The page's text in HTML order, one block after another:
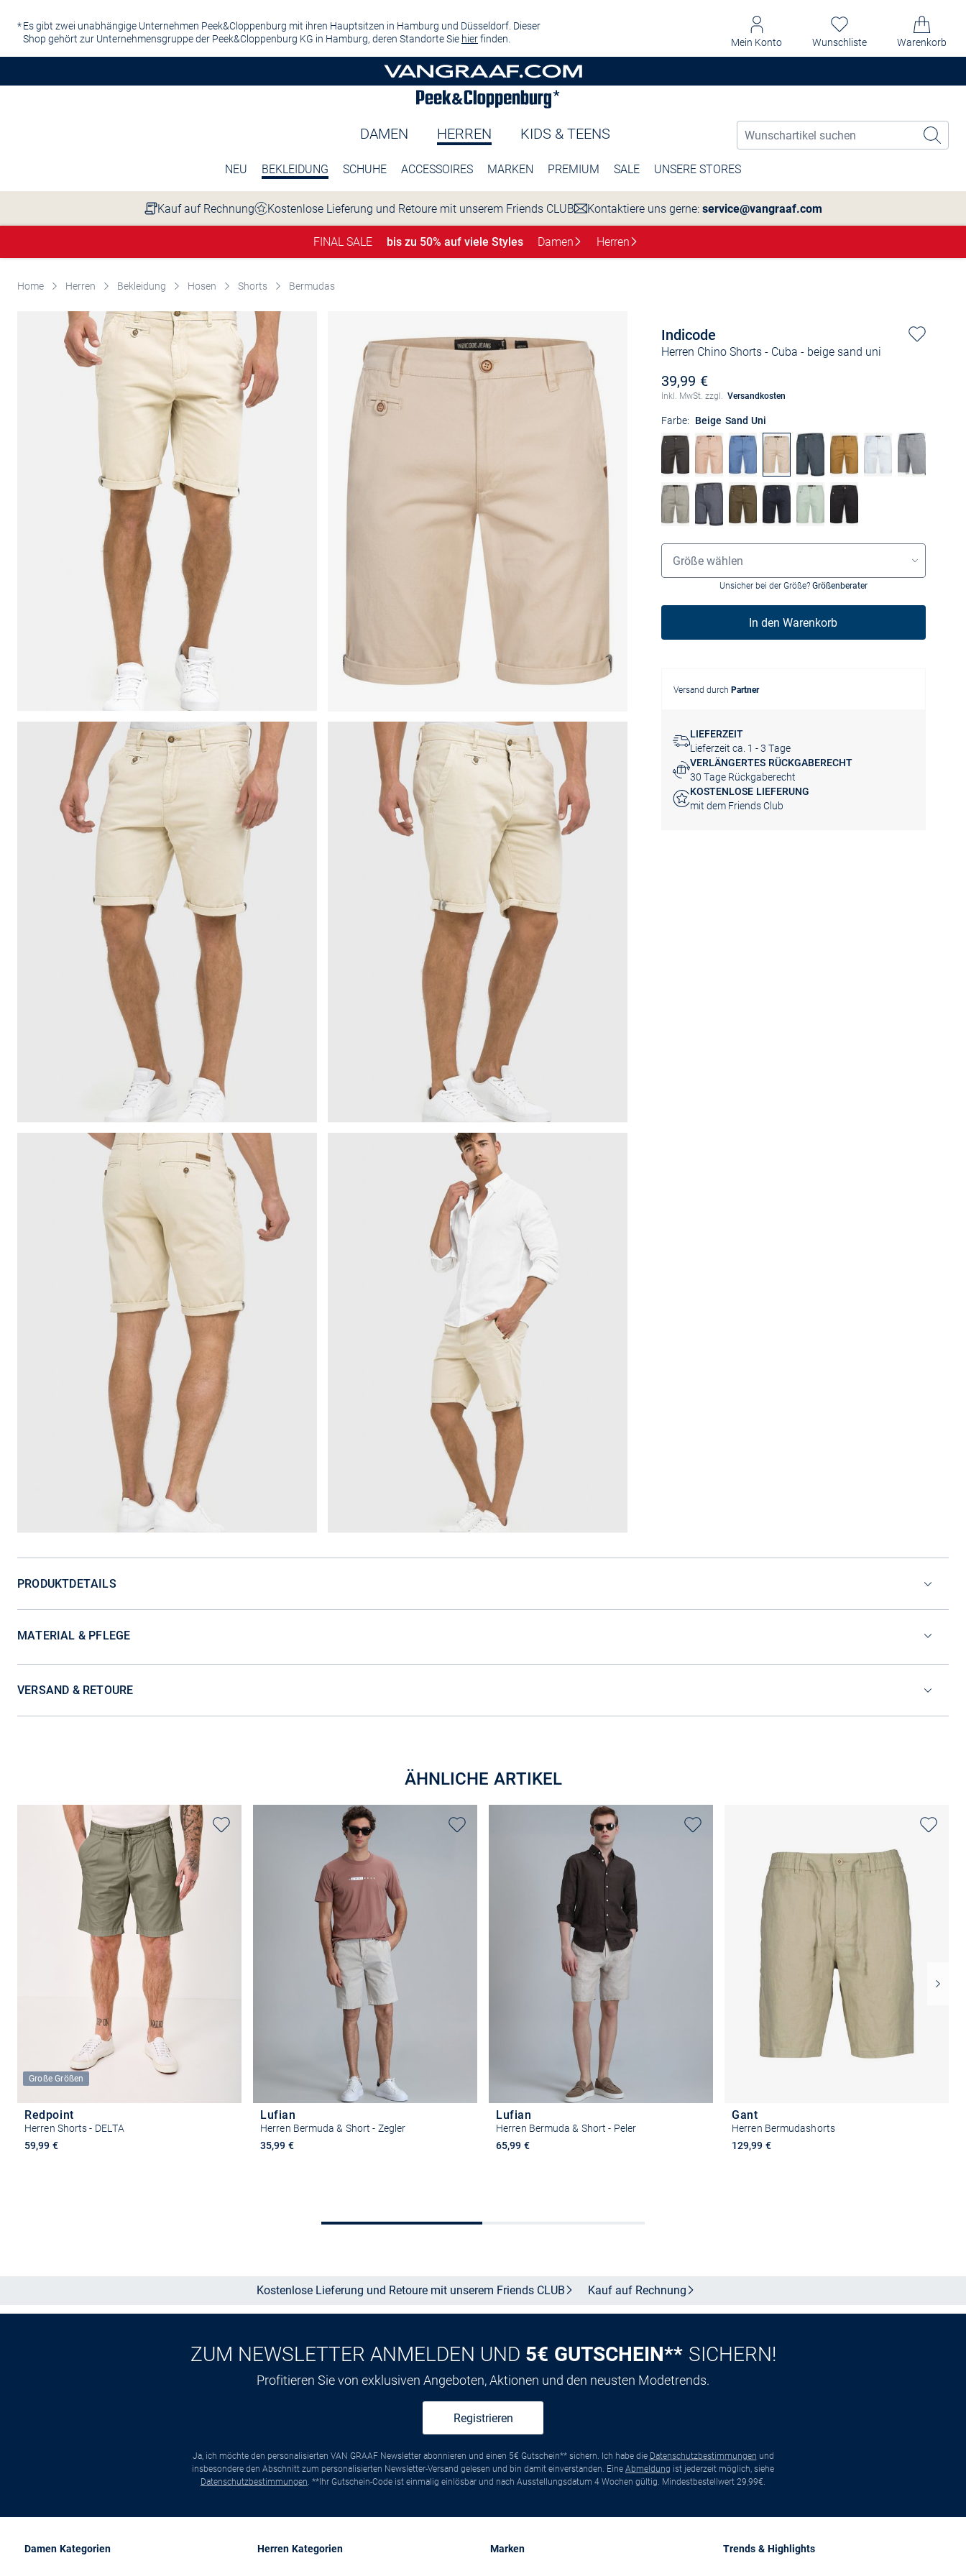
Es gibt zwei unabhängige Unternehmen Peek&Cloppenburg mit ihren Hauptsitzen in Hamburg und Düsseldorf. Dieser
Shop gehört zur Unternehmensgruppe der Peek&Cloppenburg KG in Hamburg, deren Standorte Sie hierfinden. Mein Konto Wunschliste Warenkorb
DAMEN HERREN KIDS & TEENS
NEU BEKLEIDUNG SCHUHE ACCESSOIRES MARKEN PREMIUM SALE UNSERE STORES
Kauf auf Rechnung Kostenlose Lieferung und Retoure mit unserem Friends CLUB Kontaktiere uns gerne: service@vangraaf.com
FINAL SALE bis zu 50% auf viele Styles Damen Herren
Home Herren Bekleidung Hosen Shorts Bermudas
Indicode
Herren Chino Shorts - Cuba - beige sand uni
39,99 €
Inkl. MwSt. zzgl. Versandkosten
Farbe: Beige Sand Uni
Größenauswahl
Größe wählen
Unsicher bei der Größe? Größenberater
In den Warenkorb
Versand durch Partner
LIEFERZEIT
Lieferzeit ca. 1 - 3 Tage
VERLÄNGERTES RÜCKGABERECHT
30 Tage Rückgaberecht
KOSTENLOSE LIEFERUNG
mit dem Friends Club
PRODUKTDETAILS
MATERIAL & PFLEGE
VERSAND & RETOURE
ÄHNLICHE ARTIKEL
Große Größen
Redpoint
Herren Shorts - DELTA
59,99 €
Lufian
Herren Bermuda & Short - Zegler
35,99 €
Größe auswählen
Lufian
Herren Bermuda & Short - Peler
65,99 €
Gant
Herren Bermudashorts
129,99 €
Kostenlose Lieferung und Retoure mit unserem Friends CLUB Kauf auf Rechnung
ZUM NEWSLETTER ANMELDEN UND 5€ GUTSCHEIN** SICHERN!
Profitieren Sie von exklusiven Angeboten, Aktionen und den neusten Modetrends.
Registrieren
Ja, ich möchte den personalisierten VAN GRAAF Newsletter abonnieren und einen 5€ Gutschein** sichern. Ich habe die Datenschutzbestimmungen und
insbesondere den Abschnitt zum personalisierten Newsletter-Versand gelesen und bin damit einverstanden. Eine Abmeldung ist jederzeit möglich, siehe
Datenschutzbestimmungen. **Ihr Gutschein-Code ist einmalig einlösbar und nach Ausstellungsdatum 4 Wochen gültig. Mindestbestellwert 29,99€.
Damen Kategorien Herren Kategorien Marken Trends & Highlights